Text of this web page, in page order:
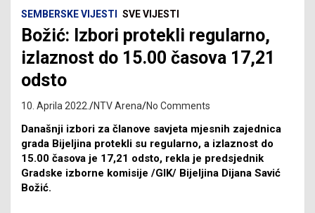
SEMBERSKE VIJESTI SVE VIJESTI
Božić: Izbori protekli regularno,
izlaznost do 15.00 časova 17,21
odsto
10. Aprila 2022. NTV Arena No Comments
Današnji izbori za članove savjeta mjesnih zajednica
grada Bijeljina protekli su regularno, a izlaznost do
15.00 časova je 17,21 odsto, rekla je predsjednik
Gradske izborne komisije /GIK/ Bijeljina Dijana Savić
Božić.